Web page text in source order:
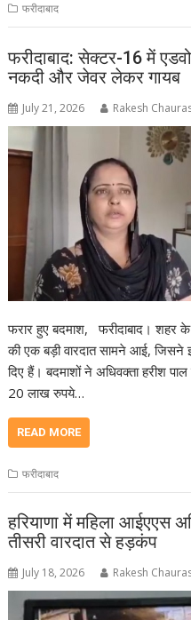
फरीदाबाद
फरीदाबाद: सेक्टर-16 में
नकदी और जेवर लेकर गायब
July 21, 2026 Rakesh
फरार हुए बदमाश, फरीदाबाद। शहर
की एक बड़ी वारदात सामने आई, जिसने
दिए हैं। बदमाशों ने अधिवक्ता हरीश
20 लाख रुपये…
READ MORE
फरीदाबाद
हरियाणा में महिला आईएएस
तीसरी वारदात से हड़कंप
July 18, 2026 Rakesh